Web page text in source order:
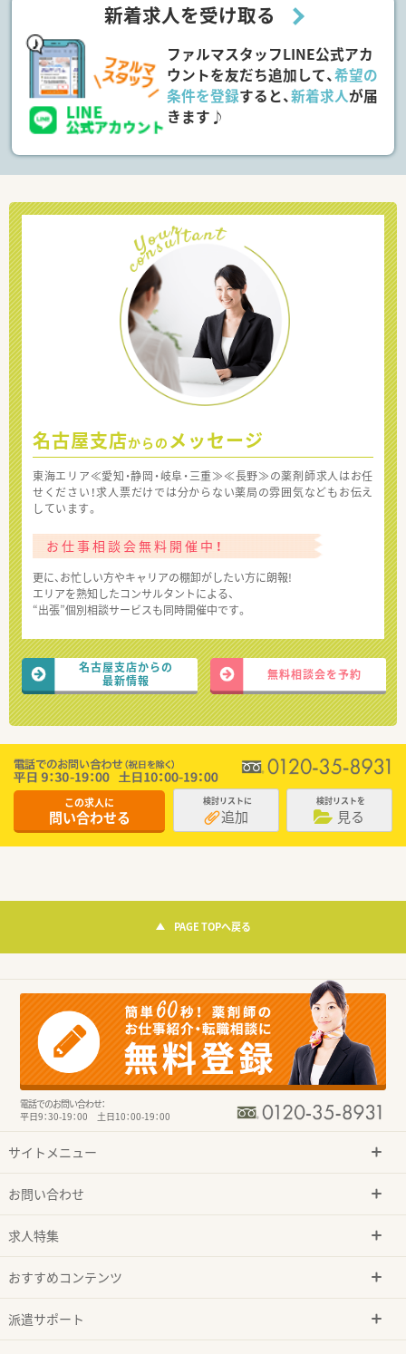
新着求人を受け取る
ファルマスタッフLINE公式アカ
ウントを友だち追加して、希望の
条件を登録すると、新着求人が届
きます♪
名古屋支店からの メッセージ
東海エリア≪愛知・静岡・岐阜・三重≫≪長野≫の薬剤師求人はお任
せください！求人票だけでは分からない薬局の雰囲気などもお伝え
しています。
お仕事相談会無料開催中！
更に、お忙しい方やキャリアの棚卸がしたい方に朗報!
エリアを熟知したコンサルタントによる、
“出張”個別相談サービスも同時開催中です。
名古屋支店からの
最新情報
無料相談会を予約
この求人に
問い合わせる
検討リストに
追加
検討リストを
見る
PAGE TOPへ戻る
電話でのお問い合わせ：
平日9：30-19：00 土日10：00-19：00
サイトメニュー
お問い合わせ
求人特集
おすすめコンテンツ
派遣サポート